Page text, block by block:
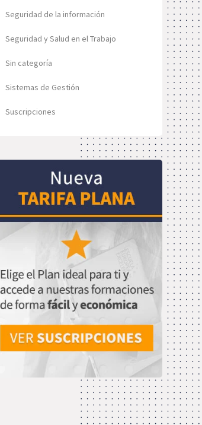
Seguridad de la información
Seguridad y Salud en el Trabajo
Sin categoría
Sistemas de Gestión
Suscripciones